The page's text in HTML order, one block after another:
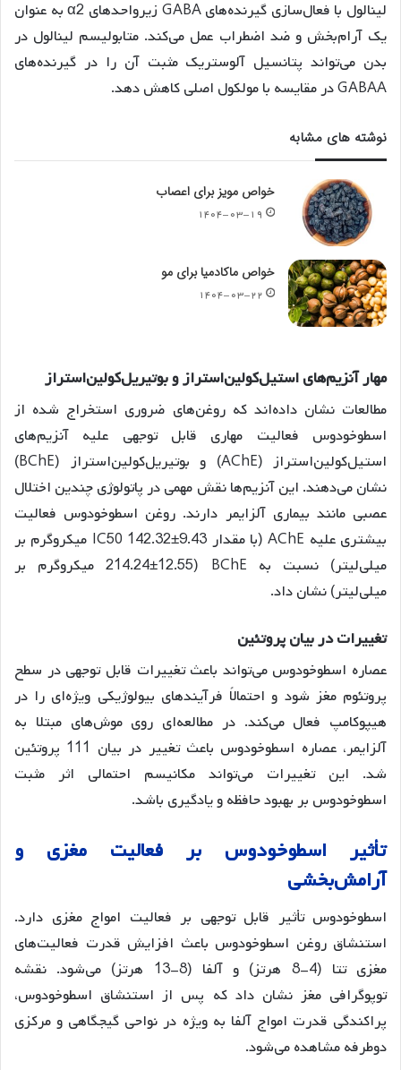
لینالول با فعال‌سازی گیرنده‌های GABA زیرواحدهای α2 به عنوان
یک آرام‌بخش و ضد اضطراب عمل می‌کند. متابولیسم لینالول در
بدن می‌تواند پتانسیل آلوستریک مثبت آن را در گیرنده‌های
GABAA در مقایسه با مولکول اصلی کاهش دهد
.
نوشته های مشابه
خواص مویز برای اعصاب
۱۴۰۴-۰۳-۱۹
خواص ماکادمیا برای مو
۱۴۰۴-۰۳-۲۲
مهارآنزیمهایاستیلکولیناسترازوبوتیریلکولیناستراز
مطالعات نشان داده‌اند که روغن‌های ضروری استخراج شده از
اسطوخودوس فعالیت مهاری قابل توجهی علیه آنزیم‌های
استیل‌کولین‌استراز (AChE) و بوتیریل‌کولین‌استراز (BChE)
نشان می‌دهند. این آنزیم‌ها نقش مهمی در پاتولوژی چندین اختلال
عصبی مانند بیماری آلزایمر دارند. روغن اسطوخودوس فعالیت
بیشتری علیه AChE (با مقدار IC50 142.32±9.43 میکروگرم بر
میلی‌لیتر) نسبت به BChE (214.24±12.55 میکروگرم بر
میلی‌لیتر) نشان داد.
تغییراتدربیانپروتئین
عصاره اسطوخودوس می‌تواند باعث تغییرات قابل توجهی در سطح
پروتئوم مغز شود و احتمالاً فرآیندهای بیولوژیکی ویژه‌ای را در
هیپوکامپ فعال می‌کند. در مطالعه‌ای روی موش‌های مبتلا به
آلزایمر، عصاره اسطوخودوس باعث تغییر در بیان 111 پروتئین
شد. این تغییرات می‌تواند مکانیسم احتمالی اثر مثبت
اسطوخودوس بر بهبود حافظه و یادگیری باشد.
تأثیر اسطوخودوس بر فعالیت مغزی
و
آرامشبخشی
اسطوخودوس تأثیر قابل توجهی بر فعالیت امواج مغزی دارد.
استنشاق روغن اسطوخودوس باعث افزایش قدرت فعالیت‌های
مغزی تتا (4-8 هرتز) و آلفا (8-13 هرتز) می‌شود
. نقشه
توپوگرافی مغز نشان داد که پس از استنشاق اسطوخودوس،
پراکندگی قدرت امواج آلفا به ویژه در نواحی گیجگاهی و مرکزی
دوطرفه مشاهده می‌شود.